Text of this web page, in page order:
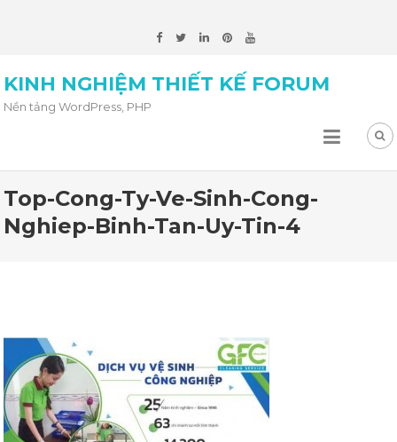
KINH NGHIỆM THIẾT KẾ FORUM
Nền tảng WordPress, PHP
Top-Cong-Ty-Ve-Sinh-Cong-
Nghiep-Binh-Tan-Uy-Tin-4